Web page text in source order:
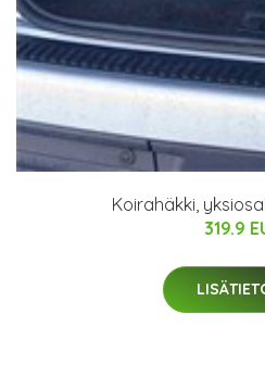
Koirahäkki,
319.9